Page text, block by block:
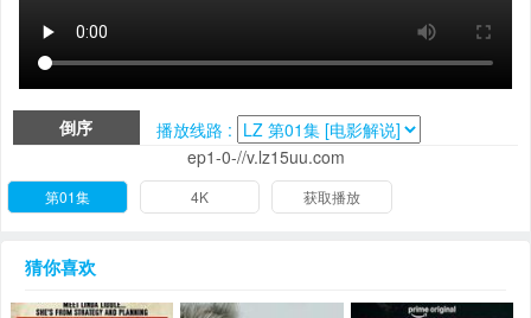
倒序
播放线路 :
ep1-0-//v.lz15uu.com
第01集 4K 获取播放
猜你喜欢